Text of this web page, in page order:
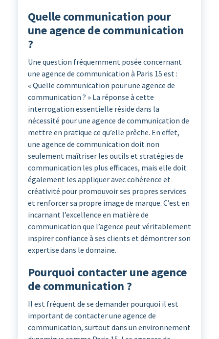
Quelle communication pour
une agence de communication
?
Une question fréquemment posée concernant
une agence de communication à Paris 15 est :
« Quelle communication pour une agence de
communication ? » La réponse à cette
interrogation essentielle réside dans la
nécessité pour une agence de communication de
mettre en pratique ce qu’elle prêche. En effet,
une agence de communication doit non
seulement maîtriser les outils et stratégies de
communication les plus efficaces, mais elle doit
également les appliquer avec cohérence et
créativité pour promouvoir ses propres services
et renforcer sa propre image de marque. C’est en
incarnant l’excellence en matière de
communication que l’agence peut véritablement
inspirer confiance à ses clients et démontrer son
expertise dans le domaine.
Pourquoi contacter une agence
de communication ?
Il est fréquent de se demander pourquoi il est
important de contacter une agence de
communication, surtout dans un environnement